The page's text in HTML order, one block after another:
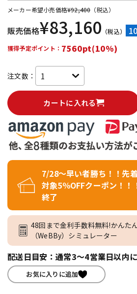
メーカー希望小売価格¥92,400 （税込）
販売価格¥83,160 （税込）
獲得予定ポイント： 7560pt(10%)
注文数：
カートに入れる
7/28～早い者勝ち！！先
対象5％OFFクーポン！
終了
48回まで金利手数料無料!かんた
（WeBBy）シミュレーター
配送日目安：通常3～4営業日以内
お気に入りに追加